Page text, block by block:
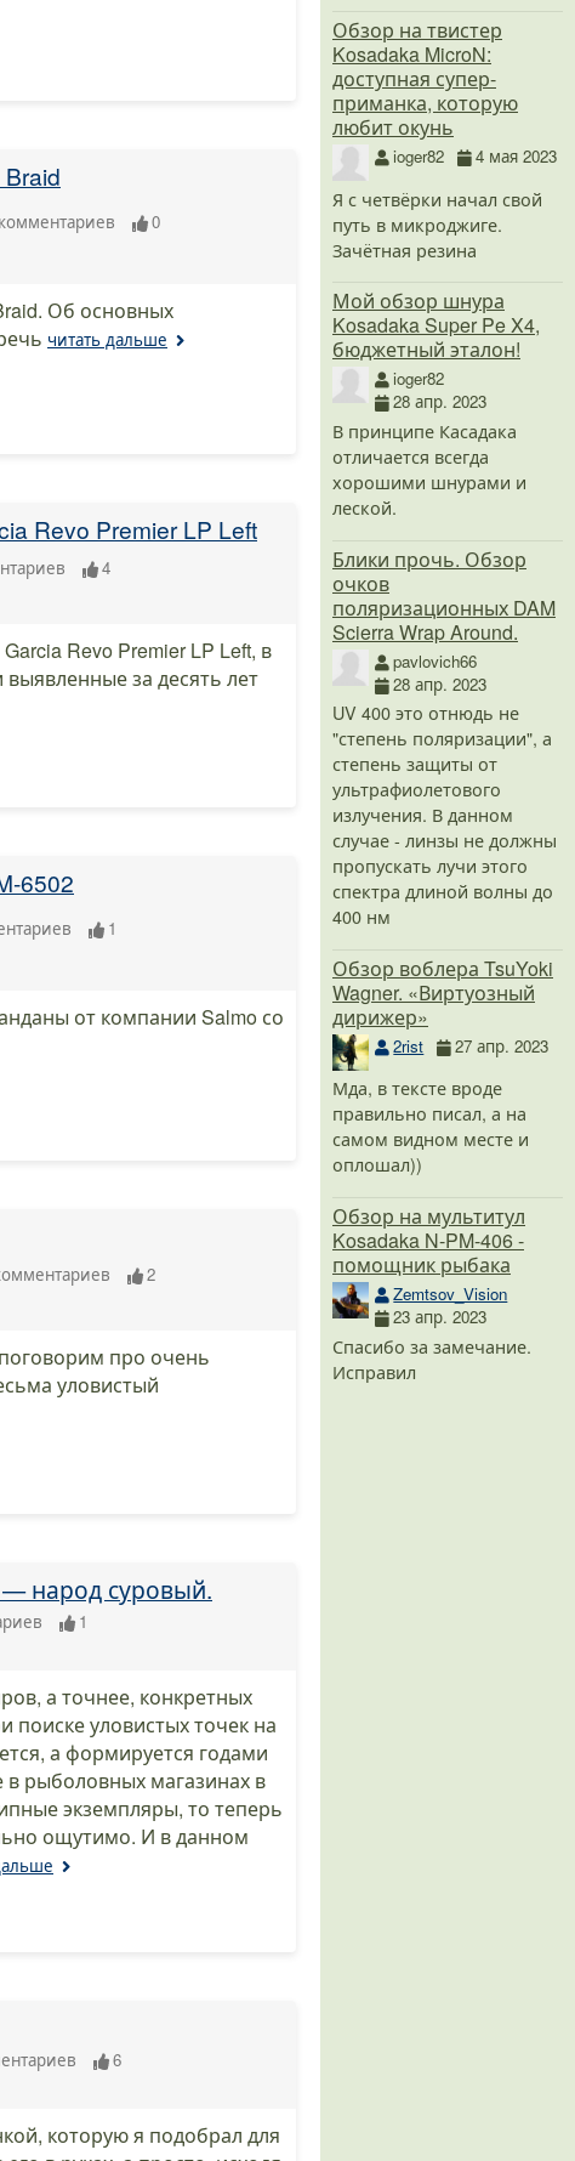
комментариев 0
Об основных
читать дальше
Revo Premier LP Left
4
Revo Premier LP Left, в
за десять лет
6502
1
от компании Salmo со
2
про очень
уловистый
— народ суровый.
1
а точнее, конкретных
поиске уловистых точек на
а формируется годами
рыболовных магазинах в
экземпляры, то теперь
ощутимо. И в данном
6
которую я подобрал для
Обзор на твистер
Kosadaka MicroN:
доступная супер-
приманка, которую
любит окунь
ioger82 4 мая 2023
Я с четвёрки начал свой
путь в микроджиге.
Зачётная резина
Мой обзор шнура
Kosadaka Super Pe X4,
бюджетный эталон!
ioger82
28 апр. 2023
В принципе Касадака
отличается всегда
хорошими шнурами и
леской.
Блики прочь. Обзор
очков
поляризационных DAM
Scierra Wrap Around.
pavlovich66
28 апр. 2023
UV 400 это отнюдь не
"степень поляризации", а
степень защиты от
ультрафиолетового
излучения. В данном
случае - линзы не должны
пропускать лучи этого
спектра длиной волны до
400 нм
Обзор воблера TsuYoki
Wagner. «Виртуозный
дирижер»
2rist 27 апр. 2023
Мда, в тексте вроде
правильно писал, а на
самом видном месте и
оплошал))
Обзор на мультитул
Kosadaka N-PM-406 -
помощник рыбака
Zemtsov_Vision
23 апр. 2023
Спасибо за замечание.
Исправил